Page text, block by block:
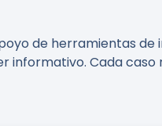
de herramientas
Cada caso